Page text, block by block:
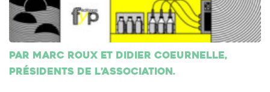
Par Marc Roux et Didier Coeurnelle,
présidents de l’association.